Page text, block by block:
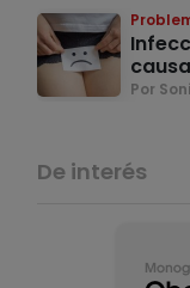
Por
De interés